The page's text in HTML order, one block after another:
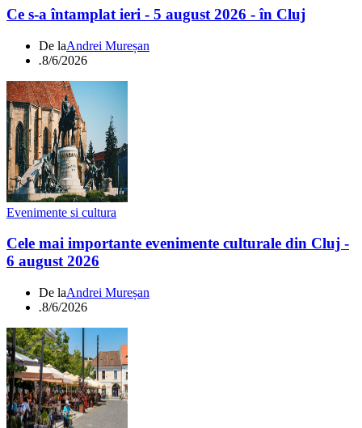
Ce s-a întamplat ieri - 5 august 2026 - în Cluj
De laAndrei Mureșan
.8/6/2026
Evenimente si cultura
Cele mai importante evenimente culturale din Cluj -
6 august 2026
De laAndrei Mureșan
.8/6/2026